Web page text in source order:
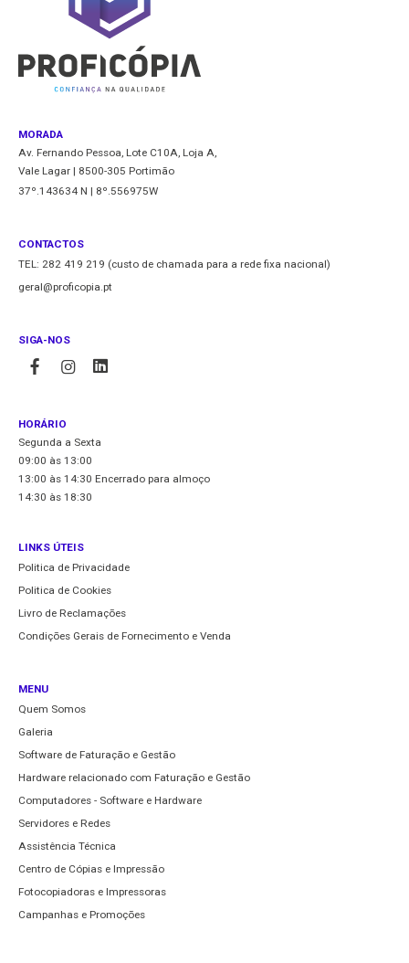
MORADA
Av. Fernando Pessoa, Lote C10A, Loja A,
Vale Lagar | 8500-305 Portimão
37º.143634 N | 8º.556975W
CONTACTOS
TEL: 282 419 219 (custo de chamada para a rede fixa nacional)
geral@proficopia.pt
SIGA-NOS
HORÁRIO
Segunda a Sexta
09:00 às 13:00
13:00 às 14:30 Encerrado para almoço
14:30 às 18:30
LINKS ÚTEIS
Politica de Privacidade
Politica de Cookies
Livro de Reclamações
Condições Gerais de Fornecimento e Venda
MENU
Quem Somos
Galeria
Software de Faturação e Gestão
Hardware relacionado com Faturação e Gestão
Computadores - Software e Hardware
Servidores e Redes
Assistência Técnica
Centro de Cópias e Impressão
Fotocopiadoras e Impressoras
Campanhas e Promoções